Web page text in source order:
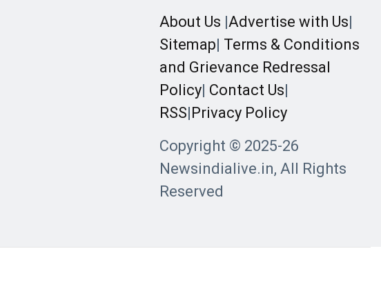
About Us Advertise with Us
Sitemap Terms & Conditions
and Grievance Redressal
Policy Contact Us
RSS Privacy Policy
Copyright © 2025-26
Newsindialive.in, All Rights
Reserved